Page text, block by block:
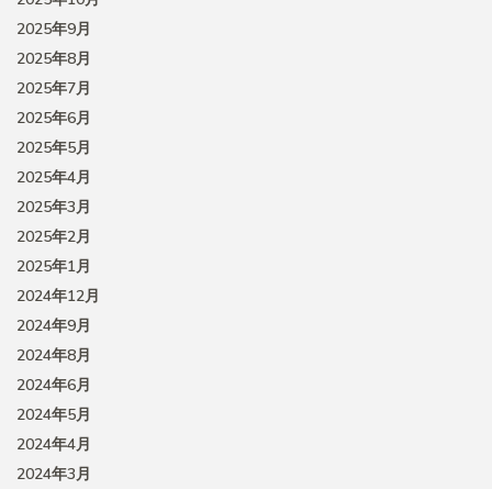
2025年9月
2025年8月
2025年7月
2025年6月
2025年5月
2025年4月
2025年3月
2025年2月
2025年1月
2024年12月
2024年9月
2024年8月
2024年6月
2024年5月
2024年4月
2024年3月